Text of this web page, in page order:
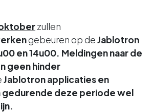
zullen
gebeuren op deJablotron
en 14u00. Meldingen naar de
geen hinder
Jablotron applicaties en
gedurende deze periode wel